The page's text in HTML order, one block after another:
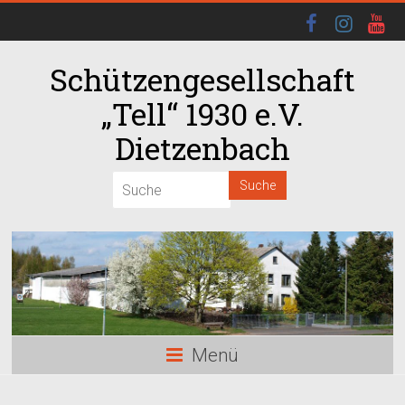
Schützengesellschaft
„Tell“ 1930 e.V.
Dietzenbach
Menü
02:00
04:00